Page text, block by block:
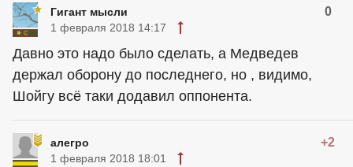
Гигант мысли 0
1 февраля 2018 14:17
Давно это надо было сделать, а Медведев
держал оборону до последнего, но , видимо,
Шойгу всё таки додавил оппонента.
алегро +2
1 февраля 2018 18:01